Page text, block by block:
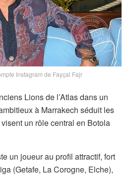
Instagram de Fayçal Fajr
Lions de l’Atlas dans un
à Marrakech séduit les
un rôle central en Botola
un joueur au profil attractif, fort
(Getafe, La Corogne, Elche),